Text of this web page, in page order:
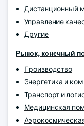
Дистанционный
Управление
Другие
Рынок, конечный
Производство
Энергетика и
Транспорт и
Медицинская